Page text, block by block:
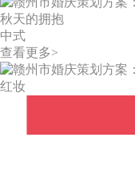
秋天的拥抱
中式
查看更多>
红妆